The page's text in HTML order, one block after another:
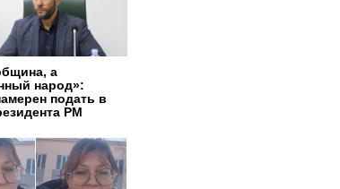
а
народ»:
подать в
РМ